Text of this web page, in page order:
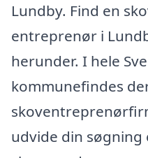
Lundby. Find en
entreprenør i
herunder. I hele
kommunefindes
udvide din